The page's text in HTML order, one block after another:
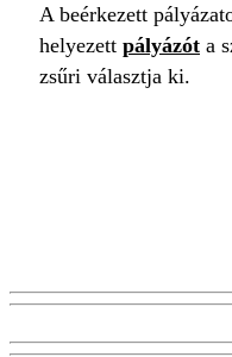
A beérkezett
helyezett pályázót a
zsűri választja ki.